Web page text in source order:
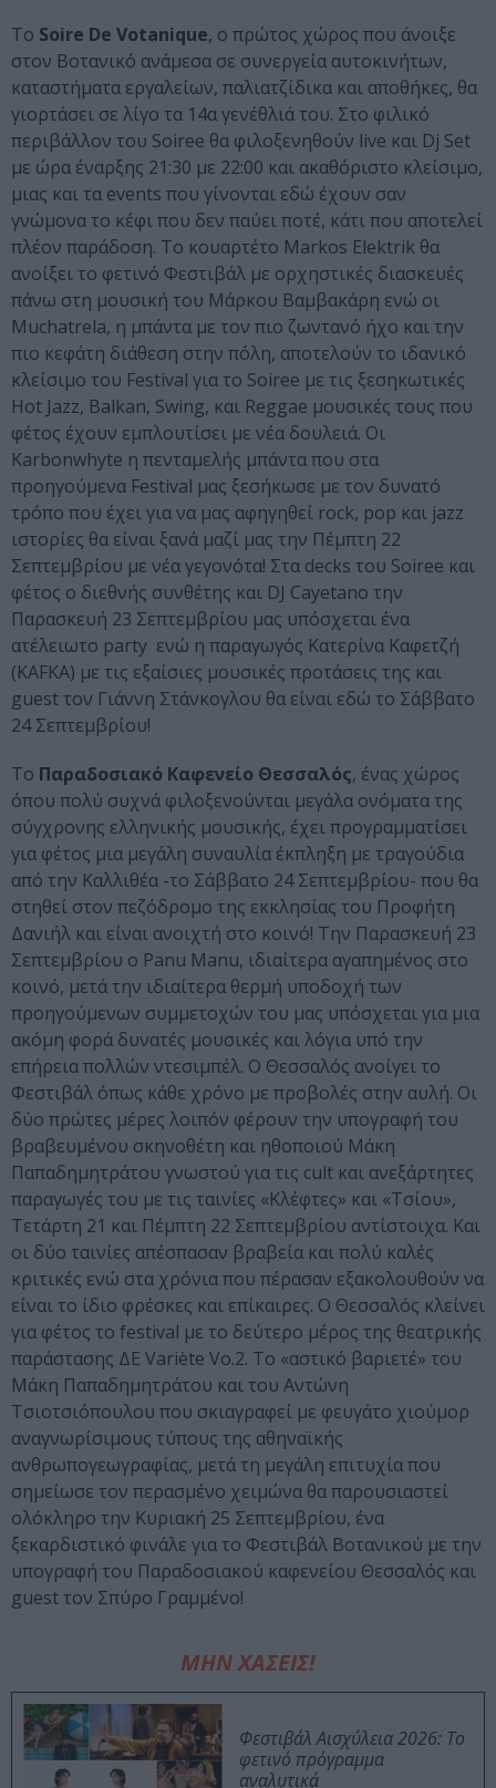
Το Soire De Votanique, ο πρώτος χώρος που άνοιξε
στον Βοτανικό ανάμεσα σε συνεργεία αυτοκινήτων,
καταστήματα εργαλείων, παλιατζίδικα και αποθήκες, θα
γιορτάσει σε λίγο τα 14α γενέθλιά του. Στο φιλικό
περιβάλλον του Soiree θα φιλοξενηθούν live και Dj Set
με ώρα έναρξης 21:30 με 22:00 και ακαθόριστο κλείσιμο,
μιας και τα events που γίνονται εδώ έχουν σαν
γνώμονα το κέφι που δεν παύει ποτέ, κάτι που αποτελεί
πλέον παράδοση. Το κουαρτέτο Markos Elektrik θα
ανοίξει το φετινό Φεστιβάλ με ορχηστικές διασκευές
πάνω στη μουσική του Μάρκου Βαμβακάρη ενώ οι
Muchatrela, η μπάντα με τον πιο ζωντανό ήχο και την
πιο κεφάτη διάθεση στην πόλη, αποτελούν το ιδανικό
κλείσιμο του Festival για το Soiree με τις ξεσηκωτικές
Hot Jazz, Balkan, Swing, και Reggae μουσικές τους που
φέτος έχουν εμπλουτίσει με νέα δουλειά. Οι
Karbonwhyte η πενταμελής μπάντα που στα
προηγούμενα Festival μας ξεσήκωσε με τον δυνατό
τρόπο που έχει για να μας αφηγηθεί rock, pop και jazz
ιστορίες θα είναι ξανά μαζί μας την Πέμπτη 22
Σεπτεμβρίου με νέα γεγονότα! Στα decks του Soiree και
φέτος ο διεθνής συνθέτης και DJ Cayetano την
Παρασκευή 23 Σεπτεμβρίου μας υπόσχεται ένα
ατέλειωτο party ενώ η παραγωγός Κατερίνα Καφετζή
(KAFKA) με τις εξαίσιες μουσικές προτάσεις της και
guest τον Γιάννη Στάνκογλου θα είναι εδώ το Σάββατο
24 Σεπτεμβρίου!
Το Παραδοσιακό Καφενείο Θεσσαλός, ένας χώρος
όπου πολύ συχνά φιλοξενούνται μεγάλα ονόματα της
σύγχρονης ελληνικής μουσικής, έχει προγραμματίσει
για φέτος μια μεγάλη συναυλία έκπληξη με τραγούδια
από την Καλλιθέα -το Σάββατο 24 Σεπτεμβρίου- που θα
στηθεί στον πεζόδρομο της εκκλησίας του Προφήτη
Δανιήλ και είναι ανοιχτή στο κοινό! Την Παρασκευή 23
Σεπτεμβρίου ο Panu Manu, ιδιαίτερα αγαπημένος στο
κοινό, μετά την ιδιαίτερα θερμή υποδοχή των
προηγούμενων συμμετοχών του μας υπόσχεται για μια
ακόμη φορά δυνατές μουσικές και λόγια υπό την
επήρεια πολλών ντεσιμπέλ. Ο Θεσσαλός ανοίγει το
Φεστιβάλ όπως κάθε χρόνο με προβολές στην αυλή. Οι
δύο πρώτες μέρες λοιπόν φέρουν την υπογραφή του
βραβευμένου σκηνοθέτη και ηθοποιού Μάκη
Παπαδημητράτου γνωστού για τις cult και ανεξάρτητες
παραγωγές του με τις ταινίες «Κλέφτες» και «Τσίου»,
Τετάρτη 21 και Πέμπτη 22 Σεπτεμβρίου αντίστοιχα. Και
οι δύο ταινίες απέσπασαν βραβεία και πολύ καλές
κριτικές ενώ στα χρόνια που πέρασαν εξακολουθούν να
είναι το ίδιο φρέσκες και επίκαιρες. Ο Θεσσαλός κλείνει
για φέτος το festival με το δεύτερο μέρος της θεατρικής
παράστασης ΔΕ Variète Vo.2. Το «αστικό βαριετέ» του
Μάκη Παπαδημητράτου και του Αντώνη
Τσιοτσιόπουλου που σκιαγραφεί με φευγάτο χιούμορ
αναγνωρίσιμους τύπους της αθηναϊκής
ανθρωπογεωγραφίας, μετά τη μεγάλη επιτυχία που
σημείωσε τον περασμένο χειμώνα θα παρουσιαστεί
ολόκληρο την Κυριακή 25 Σεπτεμβρίου, ένα
ξεκαρδιστικό φινάλε για το Φεστιβάλ Βοτανικού με την
υπογραφή του Παραδοσιακού καφενείου Θεσσαλός και
guest τον Σπύρο Γραμμένο!
ΜΗΝ ΧΑΣΕΙΣ!
Φεστιβάλ Αισχύλεια 2026: Το
φετινό πρόγραμμα
αναλυτικά